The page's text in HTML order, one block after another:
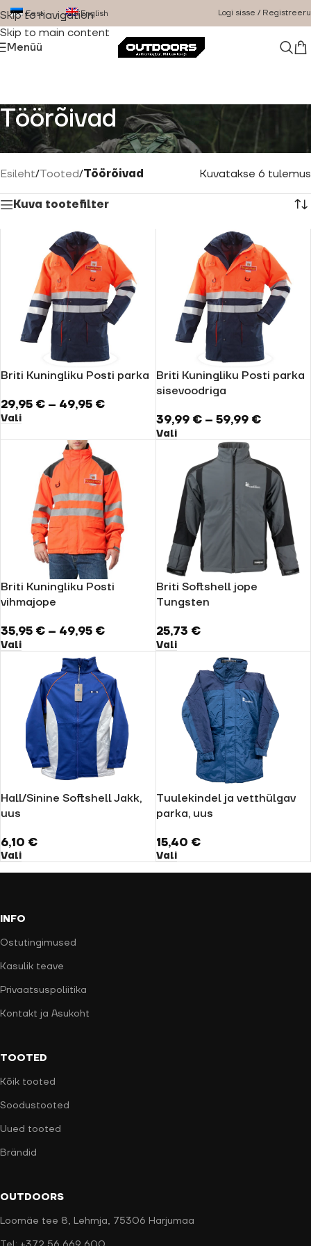
Skip to navigation
Skip to main content
Eesti English Logi sisse / Registreeru
Menüü
Töörõivad
Vastupidavad töörõivad erinevatesse aastaaegadesse.
Esileht/Tooted/Töörõivad Kuvatakse 6 tulemus
Kuva tootefilter
Briti Kuningliku Posti parka
29,95 € – 49,95 €
Vali
Briti Kuningliku Posti parka
sisevoodriga
39,99 € – 59,99 €
Vali
Briti Kuningliku Posti
vihmajope
35,95 € – 49,95 €
Vali
Briti Softshell jope
Tungsten
25,73 €
Vali
Hall/Sinine Softshell Jakk,
uus
6,10 €
Vali
Tuulekindel ja vetthülgav
parka, uus
15,40 €
Vali
INFO
Ostutingimused
Kasulik teave
Privaatsuspoliitika
Kontakt ja Asukoht
TOOTED
Kõik tooted
Soodustooted
Uued tooted
Brändid
OUTDOORS
Loomäe tee 8, Lehmja, 75306 Harjumaa